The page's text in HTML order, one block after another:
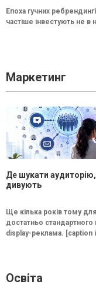
Епоха гучних
частіше інвестують не в
Маркетинг
Де шукати
дивують
Ще кілька років тому
достатньо стандартного
display-реклама. [caption
Освіта